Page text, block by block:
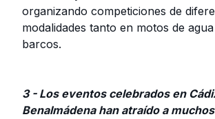
organizando competiciones de
modalidades tanto en motos de
barcos.
3 - Los eventos celebrados en
Benalmádena han atraído a